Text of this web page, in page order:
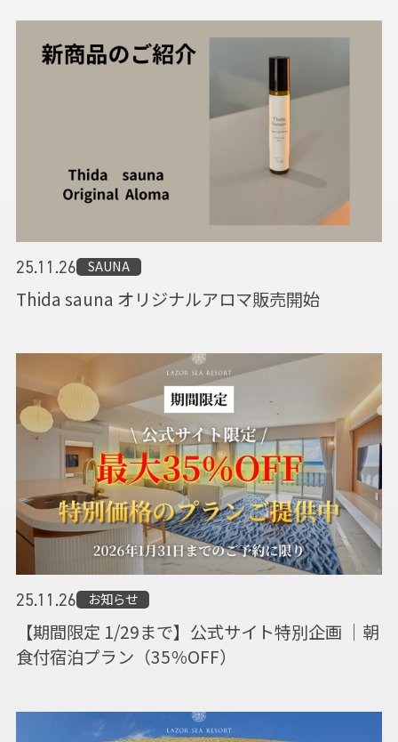
25.11.26 SAUNA
Thida sauna オリジナルアロマ販売開始
25.11.26 お知らせ
【期間限定 1/29まで】公式サイト特別企画 ｜朝
食付宿泊プラン（35％OFF）